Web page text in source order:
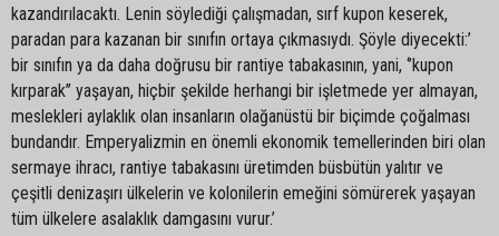
kazandırılacaktı. Lenin söylediği çalışmadan, sırf kupon keserek,
paradan para kazanan bir sınıfın ortaya çıkmasıydı. Şöyle diyecekti:’
bir sınıfın ya da daha doğrusu bir rantiye tabakasının, yani, ‘’kupon
kırparak’’ yaşayan, hiçbir şekilde herhangi bir işletmede yer almayan,
meslekleri aylaklık olan insanların olağanüstü bir biçimde çoğalması
bundandır. Emperyalizmin en önemli ekonomik temellerinden biri olan
sermaye ihracı, rantiye tabakasını üretimden büsbütün yalıtır ve
çeşitli denizaşırı ülkelerin ve kolonilerin emeğini sömürerek yaşayan
tüm ülkelere asalaklık damgasını vurur.’